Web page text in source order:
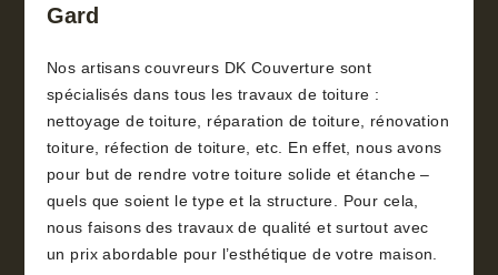
Gard
Nos artisans couvreurs DK Couverture sont
spécialisés dans tous les travaux de toiture :
nettoyage de toiture, réparation de toiture, rénovation
toiture, réfection de toiture, etc. En effet, nous avons
pour but de rendre votre toiture solide et étanche –
quels que soient le type et la structure. Pour cela,
nous faisons des travaux de qualité et surtout avec
un prix abordable pour l’esthétique de votre maison.